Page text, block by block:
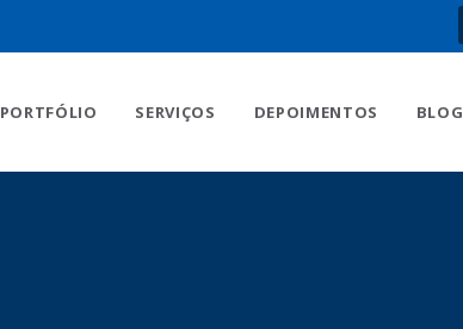
PORTFÓLIO SERVIÇOS DEPOIMENTOS BLOG